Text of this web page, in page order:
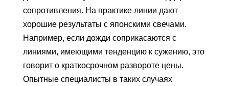
сопротивления. На практике линии дают
хорошие результаты с японскими свечами.
Например, если дожди соприкасаются с
линиями, имеющими тенденцию к сужению, это
говорит о краткосрочном развороте цены.
Опытные специалисты в таких случаях